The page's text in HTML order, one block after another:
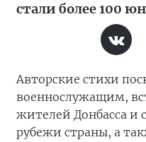
стали более 100
Авторские стихи
военнослужащим,
жителей Донбасса
рубежи страны, а